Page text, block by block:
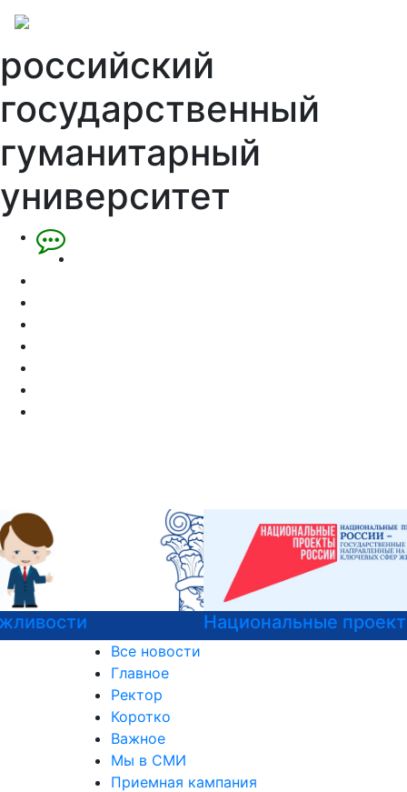
российский
государственный
гуманитарный
университет
Национальные проекты России
Все новости
Главное
Ректор
Коротко
Важное
Мы в СМИ
Приемная кампания